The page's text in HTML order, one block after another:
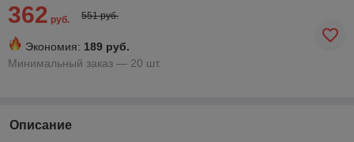
362 руб. 551 руб.
Экономия: 189 руб.
Минимальный заказ — 20 шт.
Описание